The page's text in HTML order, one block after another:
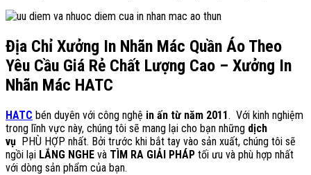
Địa Chỉ Xưởng In Nhãn Mác Quần Áo Theo
Yêu Cầu Giá Rẻ Chất Lượng Cao – Xưởng In
Nhãn Mác HATC
HATC bén duyên với công nghệ in ấn từ năm 2011. Với kinh nghiệm
trong lĩnh vực này, chúng tôi sẽ mang lại cho bạn những dịch
vụ PHÙ HỢP nhất. Bởi trước khi bắt tay vào sản xuất, chúng tôi sẽ
ngồi lại LẮNG NGHE và TÌM RA GIẢI PHÁP tối ưu và phù hợp nhất
với dòng sản phẩm của bạn.